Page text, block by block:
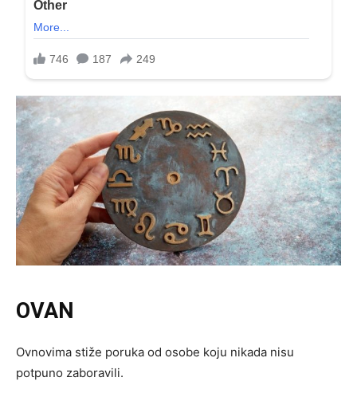
OVAN
Ovnovima stiže poruka od osobe koju nikada nisu
potpuno zaboravili.